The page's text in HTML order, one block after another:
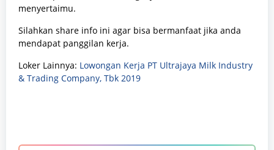
menyertaimu.
Silahkan share info ini agar bisa bermanfaat jika anda
mendapat panggilan kerja.
Loker Lainnya: Lowongan Kerja PT Ultrajaya Milk Industry
& Trading Company, Tbk 2019